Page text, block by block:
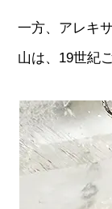
一方、アレキ
山は、19世紀